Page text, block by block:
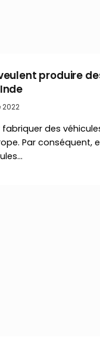
produire
2022
des
Par conséquent,